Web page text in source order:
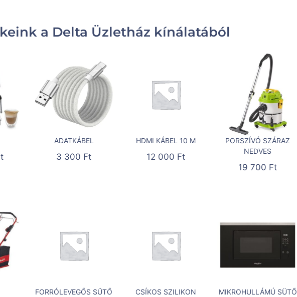
a Delta Üzletház kínálatából
ADATKÁBEL
3 300 Ft
HDMI KÁBEL 10 M
12 000 Ft
PORSZÍVÓ SZÁRAZ
NEDVES
19 700 Ft
FORRÓLEVEGŐS SÜTŐ
CSÍKOS SZILIKON
MIKROHULLÁMÚ SÜTŐ